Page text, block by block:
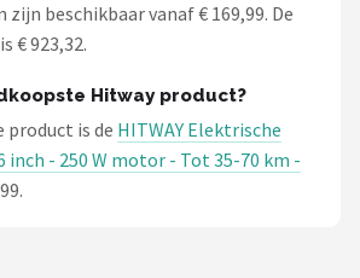
beschikbaar vanaf € 169,99. De
€ 923,32.
Hitway product?
product is de HITWAY Elektrische
inch - 250 W motor - Tot 35-70 km -